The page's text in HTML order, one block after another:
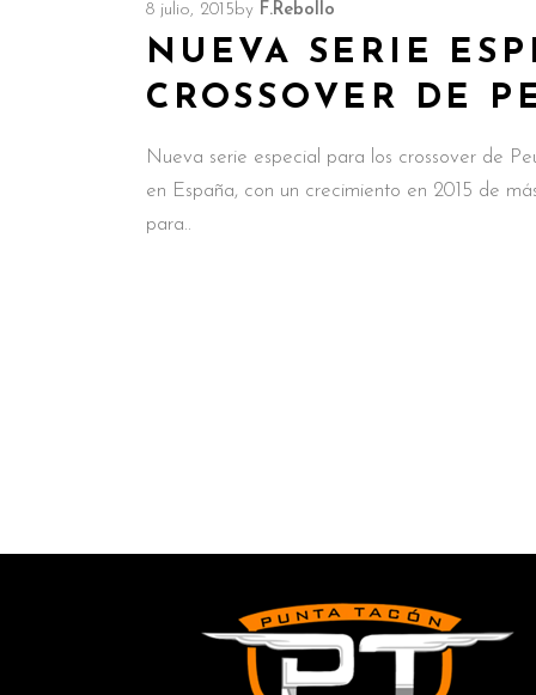
8 julio, 2015by F.Rebollo
NUEVA SERIE
CROSSOVER DE
Nueva serie especial para los crossover de
en España, con un crecimiento en 2015 de
para